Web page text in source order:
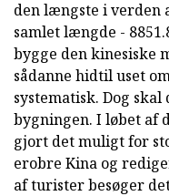
den længste i
samlet længde -
bygge den kinesiske
sådanne hidtil uset
systematisk. Dog
bygningen. I løbet af
gjort det muligt for
erobre Kina og
af turister besøger